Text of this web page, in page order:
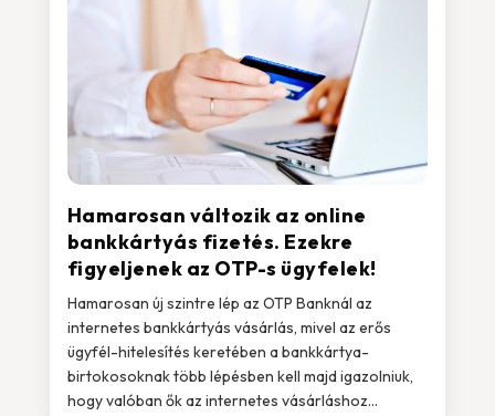
Hamarosan változik az online
bankkártyás fizetés. Ezekre
figyeljenek az OTP-s ügyfelek!
Hamarosan új szintre lép az OTP Banknál az
internetes bankkártyás vásárlás, mivel az erős
ügyfél-hitelesítés keretében a bankkártya-
birtokosoknak több lépésben kell majd igazolniuk,
hogy valóban ők az internetes vásárláshoz...